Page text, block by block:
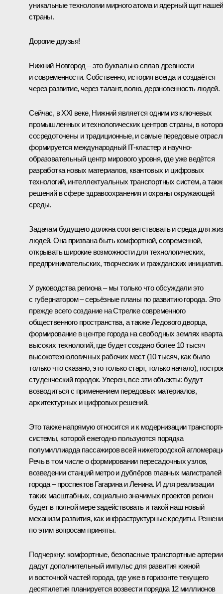
уникальные технологии мирного атома и ядерный щит нашей
страны.
Дорогие друзья!
Нижний Новгород – это буквально сплав древности
и современности. Собственно, история всегда и создаётся
через развитие, через талант, волю, дерзновенность людей.
Сейчас, в XXI веке, Нижний является одним из ключевых
промышленных и технологических центров страны, в
сосредоточены и традиционные, и самые передовые
формируется международный IT-кластер и научно-
образовательный центр мирового уровня, где уже ведётся
разработка новых материалов, квантовых и цифровых
технологий, интеллектуальных транспортных систем, а
решений в сфере здравоохранения и охраны окружающей
среды.
Задачам будущего должна соответствовать и среда для
людей. Она призвана быть комфортной, современной,
открывать широкие возможности для технологических,
предпринимательских, творческих и гражданских инициатив.
У руководства региона – мы только что обсуждали это
с губернатором – серьёзные планы по развитию города. Это
прежде всего создание на Стрелке современного
общественного пространства, а также Ледового дворца,
формирование в центре города на свободных землях
высоких технологий, где будет создано более 10 тысяч
высокотехнологичных рабочих мест (10 тысяч, как было
только что сказано, это только старт, только начало),
студенческий городок. Уверен, все эти объекты: будут
возводиться с применением передовых материалов,
архитектурных и цифровых решений.
Это также напрямую относится и к модернизации
системы, которой ежегодно пользуются порядка
полумиллиарда пассажиров всей нижегородской
Речь в том числе о формировании пересадочных узлов,
возведении станций метро и дублёров главных магистралей
города – проспектов Гагарина и Ленина. И для реализации
таких масштабных, социально значимых проектов регион
будет в полной мере задействовать и такой наш новый
механизм развития, как инфраструктурные кредиты.
по этим вопросам приняты.
Подчеркну: комфортные, безопасные транспортные артерии
дадут дополнительный импульс для развития южной
и восточной частей города, где уже в горизонте текущего
десятилетия планируется возвести порядка 12 миллионов